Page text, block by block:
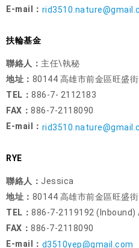
E-mail：
扶輪基金
聯絡人： 主任\執秘
地址： 80144 高雄市前金區旺盛
TEL： 886-7- 2112183
FAX： 886-7-2118090
E-mail：
RYE
聯絡人： Jessica
地址： 80144 高雄市前金區旺盛
TEL： 886-7-2119192
FAX： 886-7-2118090
E-mail： d3510yep@gmail.com